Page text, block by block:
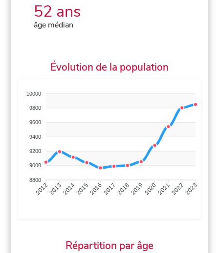
52 ans
âge médian
Évolution de la population
10000
9800
9600
9400
9200
9000
8800
201220132014201520162017 201820192020202120222023
Répartition par âge